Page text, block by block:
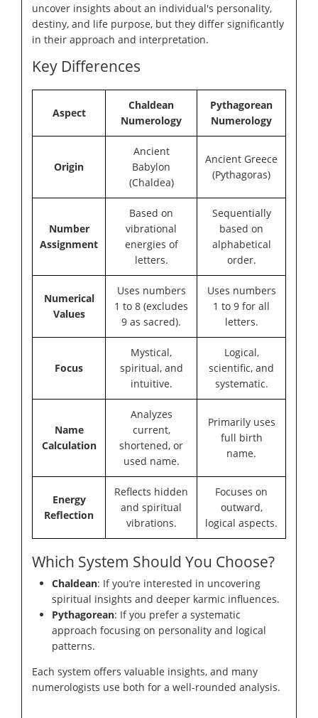
uncover insights about an individual's personality,
destiny, and life purpose, but they differ significantly
in their approach and interpretation.
Key Differences
Aspect
Chaldean
Numerology
Pythagorean
Numerology
Origin
Ancient
Babylon
(Chaldea)
Ancient Greece
(Pythagoras)
Number
Assignment
Based on
vibrational
energies of
letters.
Sequentially
based on
alphabetical
order.
Numerical
Values
Uses numbers
1 to 8 (excludes
9 as sacred).
Uses numbers
1 to 9 for all
letters.
Focus
Mystical,
spiritual, and
intuitive.
Logical,
scientific, and
systematic.
Name
Calculation
Analyzes
current,
shortened, or
used name.
Primarily uses
full birth
name.
Energy
Reflection
Reflects hidden
and spiritual
vibrations.
Focuses on
outward,
logical aspects.
Which System Should You Choose?
Chaldean: If you’re interested in uncovering
spiritual insights and deeper karmic influences.
Pythagorean: If you prefer a systematic
approach focusing on personality and logical
patterns.
Each system offers valuable insights, and many
numerologists use both for a well-rounded analysis.